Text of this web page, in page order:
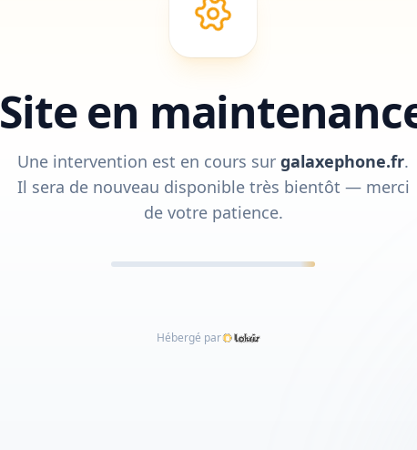
Site en
Une intervention est en cours sur galaxephone.fr.
Il sera de nouveau disponible très bientôt — merci
de votre patience.
Hébergé par